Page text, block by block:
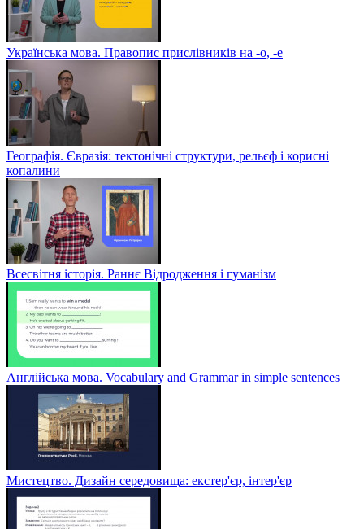
Українська мова. Правопис прислівників на -о, -е
Географія. Євразія: тектонічні структури, рельєф і корисні
копалини
Всесвітня історія. Раннє Відродження і гуманізм
Англійська мова. Vocabulary and Grammar in simple sentences
Мистецтво. Дизайн середовища: екстер'єр, інтер'єр